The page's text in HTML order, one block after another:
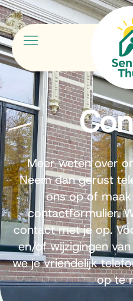
Meer weten over
Neem dan gerust
ons op of
contactformulier.
contact met je op.
en/of wijzigingen
we je vriendelijk
op te